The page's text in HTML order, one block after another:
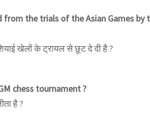
from the trials of the Asian Games by
खेलों के ट्रायल से छूट दे दी है ?
chess tournament ?
है ?